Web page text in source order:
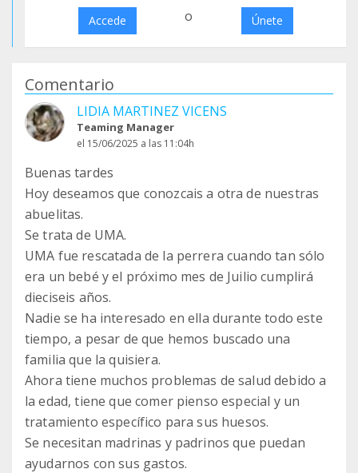
Accede o Únete
Comentario
LIDIA MARTINEZ VICENS
Teaming Manager
el 15/06/2025 a las 11:04h
Buenas tardes
Hoy deseamos que conozcais a otra de nuestras
abuelitas.
Se trata de UMA.
UMA fue rescatada de la perrera cuando tan sólo
era un bebé y el próximo mes de Juilio cumplirá
dieciseis años.
Nadie se ha interesado en ella durante todo este
tiempo, a pesar de que hemos buscado una
familia que la quisiera.
Ahora tiene muchos problemas de salud debido a
la edad, tiene que comer pienso especial y un
tratamiento específico para sus huesos.
Se necesitan madrinas y padrinos que puedan
ayudarnos con sus gastos.